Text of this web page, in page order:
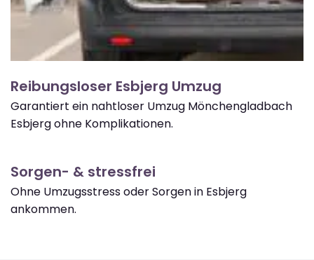
Reibungsloser Esbjerg Umzug
Garantiert ein nahtloser Umzug Mönchengladbach
Esbjerg ohne Komplikationen.
Sorgen- & stressfrei
Ohne Umzugsstress oder Sorgen in Esbjerg
ankommen.